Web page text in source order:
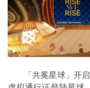
「共冕星球」开启